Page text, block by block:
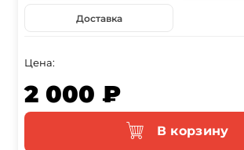
Доставка
Цена:
2 000 ₽
В корзину